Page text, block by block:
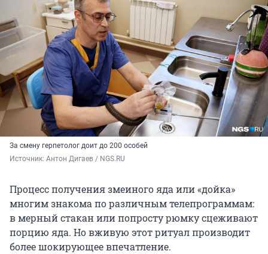
За смену герпетолог доит до 200 особей
Источник: Антон Дигаев / NGS.RU
Процесс получения змеиного яда или «дойка»
многим знакома по различным телепрограммам:
в мерный стакан или попросту рюмку сцеживают
порцию яда. Но вживую этот ритуал производит
более шокирующее впечатление.